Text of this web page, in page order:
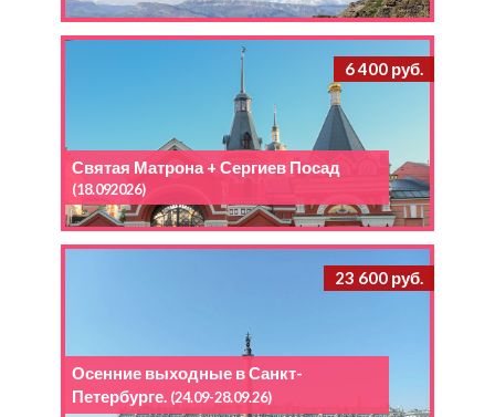
6 400 руб.
Святая Матрона + Сергиев Посад
(18.092026)
23 600 руб.
Осенние выходные в Санкт-
Петербурге. (24.09-28.09.26)